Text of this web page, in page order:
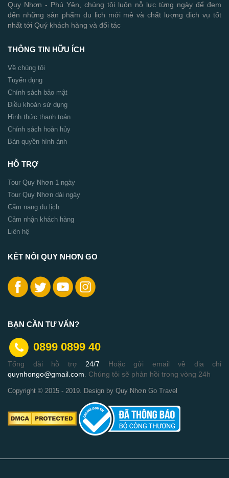
Quy Nhơn - Phú Yên, chúng tôi luôn nỗ lực từng ngày để đem
đến những sản phẩm du lịch mới mẻ và chất lượng dịch vụ tốt
nhất tới Quý khách hàng và đối tác
THÔNG TIN HỮU ÍCH
Về chúng tôi
Tuyển dụng
Chính sách bảo mật
Điều khoản sử dụng
Hình thức thanh toán
Chính sách hoàn hủy
Bản quyền hình ảnh
HỖ TRỢ
Tour Quy Nhơn 1 ngày
Tour Quy Nhơn dài ngày
Cẩm nang du lịch
Cảm nhận khách hàng
Liên hệ
KẾT NỐI QUY NHƠN GO
BẠN CẦN TƯ VẤN?
0899 0899 40
Tổng đài hỗ trợ 24/7 Hoặc gửi email về địa chỉ
quynhongo@gmail.com . Chúng tôi sẽ phản hồi trong vòng 24h
Copyright © 2015 - 2019. Design by Quy Nhơn Go Travel